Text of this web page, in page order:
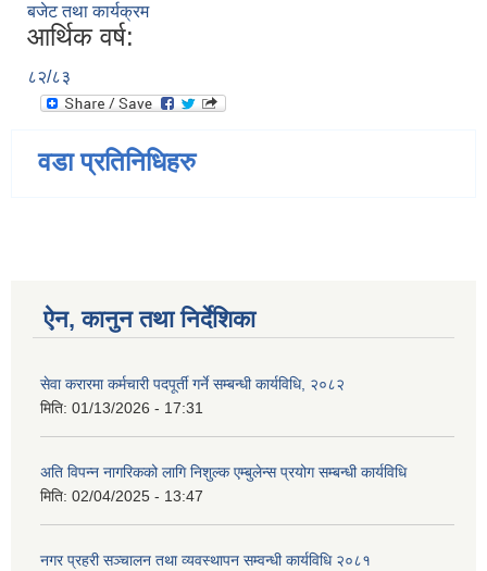
बजेट तथा कार्यक्रम
आर्थिक वर्ष:
८२/८३
वडा प्रतिनिधिहरु
ऐन, कानुन तथा निर्देशिका
सेवा करारमा कर्मचारी पदपूर्ती गर्ने सम्बन्धी कार्यविधि, २०८२
मिति: 01/13/2026 - 17:31
अति विपन्न नागरिकको लागि निशुल्क एम्बुलेन्स प्रयोग सम्बन्धी कार्यविधि
मिति: 02/04/2025 - 13:47
नगर प्रहरी सञ्चालन तथा व्यवस्थापन सम्वन्धी कार्यविधि २०८१